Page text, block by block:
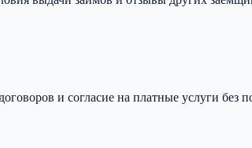
и согласие на платные услуги без